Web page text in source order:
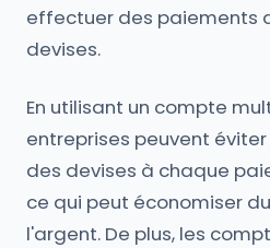
effectuer des paiements
devises.
En utilisant un compte
entreprises peuvent
des devises à chaque
ce qui peut économiser
l'argent. De plus, les